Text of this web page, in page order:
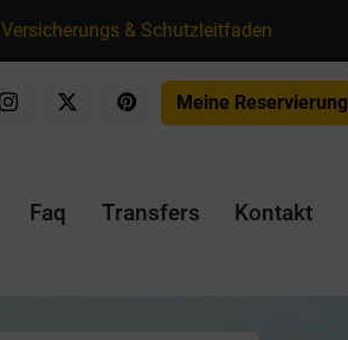
Versicherungs & Schutzleitfaden
Meine Reservierung
Faq Transfers Kontakt